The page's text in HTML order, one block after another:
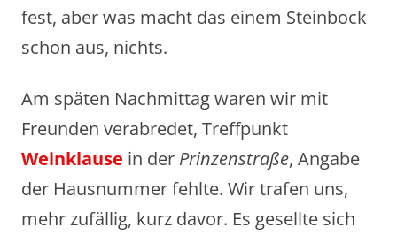
fest, aber was macht das einem Steinbock
schon aus, nichts.
Am späten Nachmittag waren wir mit
Freunden verabredet, Treffpunkt
Weinklause in der Prinzenstraße, Angabe
der Hausnummer fehlte. Wir trafen uns,
mehr zufällig, kurz davor. Es gesellte sich